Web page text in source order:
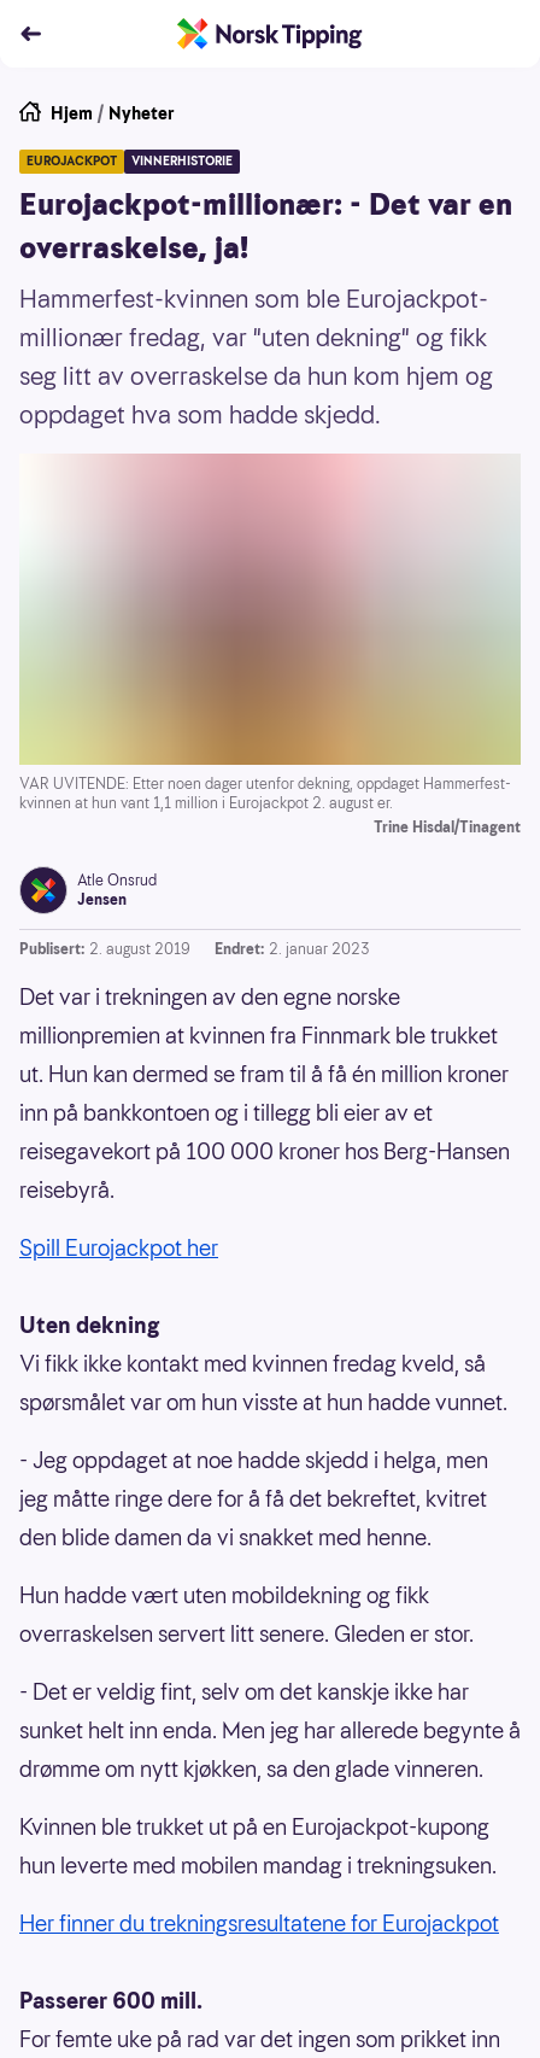
Hjem / Nyheter
EUROJACKPOT VINNERHISTORIE
Eurojackpot-millionær: - Det var en
overraskelse, ja!
Hammerfest-kvinnen som ble Eurojackpot-
millionær fredag, var "uten dekning" og fikk
seg litt av overraskelse da hun kom hjem og
oppdaget hva som hadde skjedd.
VAR UVITENDE: Etter noen dager utenfor dekning, oppdaget Hammerfest-
kvinnen at hun vant 1,1 million i Eurojackpot 2. august er.
Trine Hisdal/Tinagent
Atle Onsrud
Jensen
Publisert: 2. august 2019 Endret: 2. januar 2023
Det var i trekningen av den egne norske
millionpremien at kvinnen fra Finnmark ble trukket
ut. Hun kan dermed se fram til å få én million kroner
inn på bankkontoen og i tillegg bli eier av et
reisegavekort på 100 000 kroner hos Berg-Hansen
reisebyrå.
Spill Eurojackpot her
Uten dekning
Vi fikk ikke kontakt med kvinnen fredag kveld, så
spørsmålet var om hun visste at hun hadde vunnet.
- Jeg oppdaget at noe hadde skjedd i helga, men
jeg måtte ringe dere for å få det bekreftet, kvitret
den blide damen da vi snakket med henne.
Hun hadde vært uten mobildekning og fikk
overraskelsen servert litt senere. Gleden er stor.
- Det er veldig fint, selv om det kanskje ikke har
sunket helt inn enda. Men jeg har allerede begynte å
drømme om nytt kjøkken, sa den glade vinneren.
Kvinnen ble trukket ut på en Eurojackpot-kupong
hun leverte med mobilen mandag i trekningsuken.
Her finner du trekningsresultatene for Eurojackpot
Passerer 600 mill.
For femte uke på rad var det ingen som prikket inn